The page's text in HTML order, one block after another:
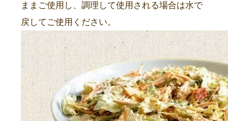
ままご使用し、調理して使用される場合は水で
戻してご使用ください。